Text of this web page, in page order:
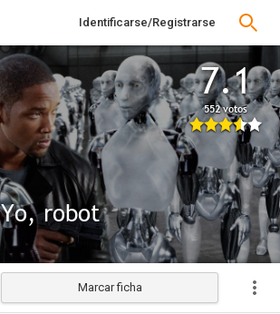
Identificarse/Registrarse
7.1
552 votos
Yo, robot
Marcar ficha